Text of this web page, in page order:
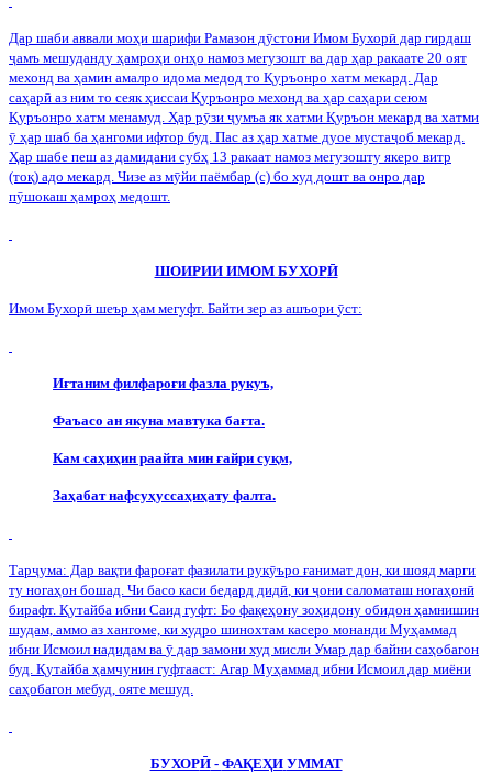
Дар шаби аввали моҳи шарифи Рамазон дӯстони Имом Бухорӣ дар гирдаш
ҷамъ мешуданду ҳамроҳи онҳо намоз мегузошт ва дар ҳар ракаате 20 оят
мехонд ва ҳамин амалро идома медод то Қуръонро хатм мекард. Дар
саҳарӣ аз ним то сеяк ҳиссаи Қуръонро мехонд ва ҳар саҳари сеюм
Қуръонро хатм менамуд. Ҳар рӯзи ҷумъа як хатми Қуръон мекард ва хатми
ӯ ҳар шаб ба ҳангоми ифтор буд. Пас аз ҳар хатме дуое мустаҷоб мекард.
Ҳар шабе пеш аз дамидани субҳ 13 ракаат намоз мегузошту якеро витр
(тоқ) адо мекард. Чизе аз мӯйи паёмбар (с) бо худ дошт ва онро дар
пӯшокаш ҳамроҳ медошт.
ШОИРИИ ИМОМ БУХОРӢ
Имом Бухорӣ шеър ҳам мегуфт. Байти зер аз ашъори ӯст:
Иғтаним филфароғи фазла рукуъ,
Фаъасо ан якуна мавтука бағта.
Кам саҳиҳин раайта мин ғайри суқм,
Заҳабат нафсуҳуссаҳиҳату фалта.
Тарҷума: Дар вақти фароғат фазилати рукӯъро ғанимат дон, ки шояд марги
ту ногаҳон бошад. Чи басо каси бедард дидӣ , ки ҷони саломаташ ногаҳонӣ
бирафт. Қутайба ибни Саид гуфт: Бо фақеҳону зоҳидону обидон ҳамнишин
шудам, аммо аз хангоме, ки худро шинохтам касеро монанди Муҳаммад
ибни Исмоил надидам ва ӯ дар замони худ мисли Умар дар байни саҳобагон
буд. Қутайба ҳамчунин гуфтааст: Агар Муҳаммад ибни Исмоил дар миёни
саҳобагон мебуд, ояте мешуд.
БУХОРӢ- ФАҚЕҲИ УММАТ